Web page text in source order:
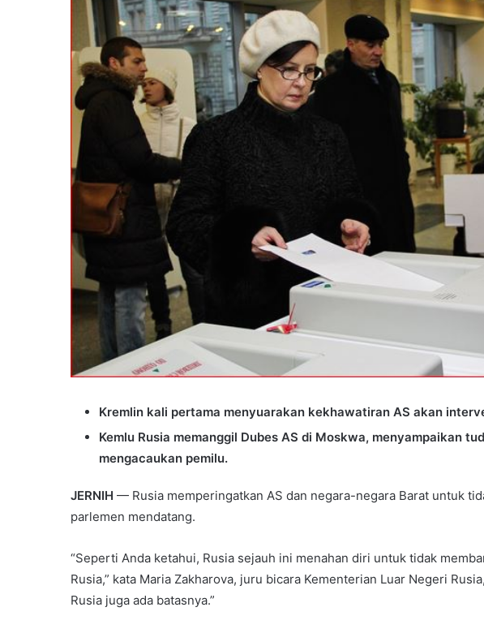
Kremlin kali pertama menyuarakan kekhawatiran AS akan
Kemlu Rusia memanggil Dubes AS di Moskwa, menyampaikan
mengacaukan pemilu.
JERNIH — Rusia memperingatkan AS dan negara-negara Barat untuk
parlemen mendatang.
“Seperti Anda ketahui, Rusia sejauh ini menahan diri untuk tidak
Rusia,” kata Maria Zakharova, juru bicara Kementerian Luar Negeri
Rusia juga ada batasnya.”